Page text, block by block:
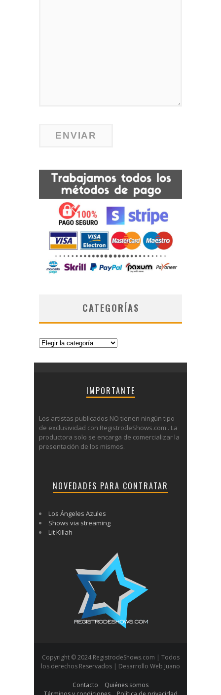
CATEGORÍAS
Categorías
IMPORTANTE
Los artistas publicados NO tienen ningún tipo
de exclusividad con RegistrodeShows.com . La
productora solo se encarga de comercializar la
presentación de los mismos.
NOVEDADES PARA CONTRATAR
Los Ángeles Azules
Shows via streaming
Lit Killah
Copyright © 2024 RegistrodeShows.com | Todos
los derechos Reservados | Desarrollo Web Juano
Contacto
Quiénes somos